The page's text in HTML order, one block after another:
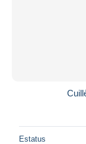
Estatus